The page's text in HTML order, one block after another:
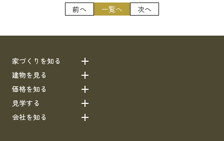
前へ 一覧へ 次へ
家づくりを知る
建物を見る
価格を知る
見学する
会社を知る